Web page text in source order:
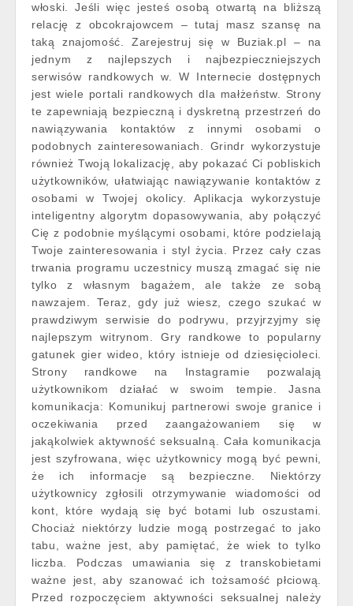
włoski. Jeśli więc jesteś osobą otwartą na bliższą
relację z obcokrajowcem – tutaj masz szansę na
taką znajomość. Zarejestruj się w Buziak.pl – na
jednym z najlepszych i najbezpieczniejszych
serwisów randkowych w. W Internecie dostępnych
jest wiele portali randkowych dla małżeństw. Strony
te zapewniają bezpieczną i dyskretną przestrzeń do
nawiązywania kontaktów z innymi osobami o
podobnych zainteresowaniach. Grindr wykorzystuje
również Twoją lokalizację, aby pokazać Ci pobliskich
użytkowników, ułatwiając nawiązywanie kontaktów z
osobami w Twojej okolicy. Aplikacja wykorzystuje
inteligentny algorytm dopasowywania, aby połączyć
Cię z podobnie myślącymi osobami, które podzielają
Twoje zainteresowania i styl życia. Przez cały czas
trwania programu uczestnicy muszą zmagać się nie
tylko z własnym bagażem, ale także ze sobą
nawzajem. Teraz, gdy już wiesz, czego szukać w
prawdziwym serwisie do podrywu, przyjrzyjmy się
najlepszym witrynom. Gry randkowe to popularny
gatunek gier wideo, który istnieje od dziesięcioleci.
Strony randkowe na Instagramie pozwalają
użytkownikom działać w swoim tempie. Jasna
komunikacja: Komunikuj partnerowi swoje granice i
oczekiwania przed zaangażowaniem się w
jakąkolwiek aktywność seksualną. Cała komunikacja
jest szyfrowana, więc użytkownicy mogą być pewni,
że ich informacje są bezpieczne. Niektórzy
użytkownicy zgłosili otrzymywanie wiadomości od
kont, które wydają się być botami lub oszustami.
Chociaż niektórzy ludzie mogą postrzegać to jako
tabu, ważne jest, aby pamiętać, że wiek to tylko
liczba. Podczas umawiania się z transkobietami
ważne jest, aby szanować ich tożsamość płciową.
Przed rozpoczęciem aktywności seksualnej należy